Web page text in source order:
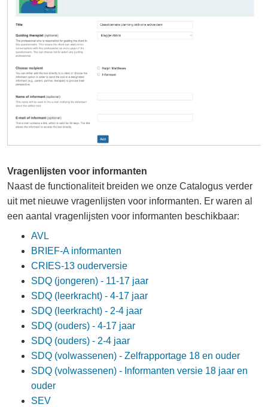
Vragenlijsten voor informanten
Naast de functionaliteit breiden we onze Catalogus verder
uit met nieuwe vragenlijsten voor informanten. Er waren al
een aantal vragenlijsten voor informanten beschikbaar:
AVL
BRIEF-A informanten
CRIES-13 ouderversie
SDQ (jongeren) - 11-17 jaar
SDQ (leerkracht) - 4-17 jaar
SDQ (leerkracht) - 2-4 jaar
SDQ (ouders) - 4-17 jaar
SDQ (ouders) - 2-4 jaar
SDQ (volwassenen) - Zelfrapportage 18 en ouder
SDQ (volwassenen) - Informanten versie 18 jaar en
ouder
SEV